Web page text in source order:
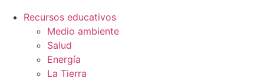
Recursos educativos
Medio ambiente
Salud
Energía
La Tierra